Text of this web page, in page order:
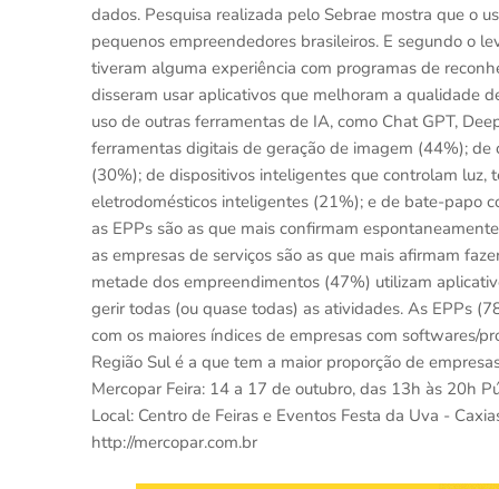
dados. Pesquisa realizada pelo Sebrae mostra que o
pequenos empreendedores brasileiros. E segundo o
tiveram alguma experiência com programas de
disseram usar aplicativos que melhoram a qualidade
uso de outras ferramentas de IA, como Chat GPT,
ferramentas digitais de geração de imagem (44%);
(30%); de dispositivos inteligentes que controlam luz,
eletrodomésticos inteligentes (21%); e de bate-papo
as EPPs são as que mais confirmam
as empresas de serviços são as que mais afirmam
metade dos empreendimentos (47%) utilizam
gerir todas (ou quase todas) as atividades. As EPPs
com os maiores índices de empresas com softwares/
Região Sul é a que tem a maior proporção de
Mercopar Feira: 14 a 17 de outubro, das 13h às 20h
Local: Centro de Feiras e Eventos Festa da Uva -
http://mercopar.com.br